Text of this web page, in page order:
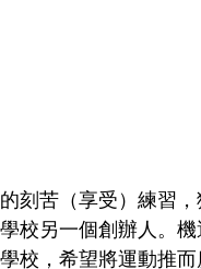
刻苦（享受）練習
校另一個創辦人。
校，希望將運動推